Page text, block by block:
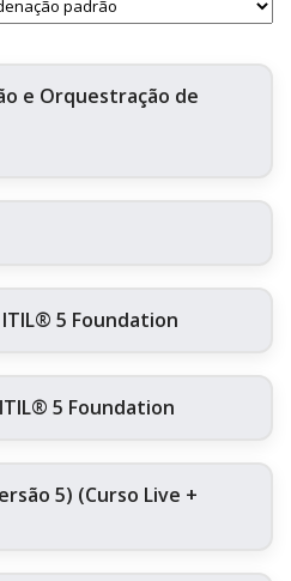
e Orquestração de
5 Foundation
5 Foundation
5) (Curso Live +